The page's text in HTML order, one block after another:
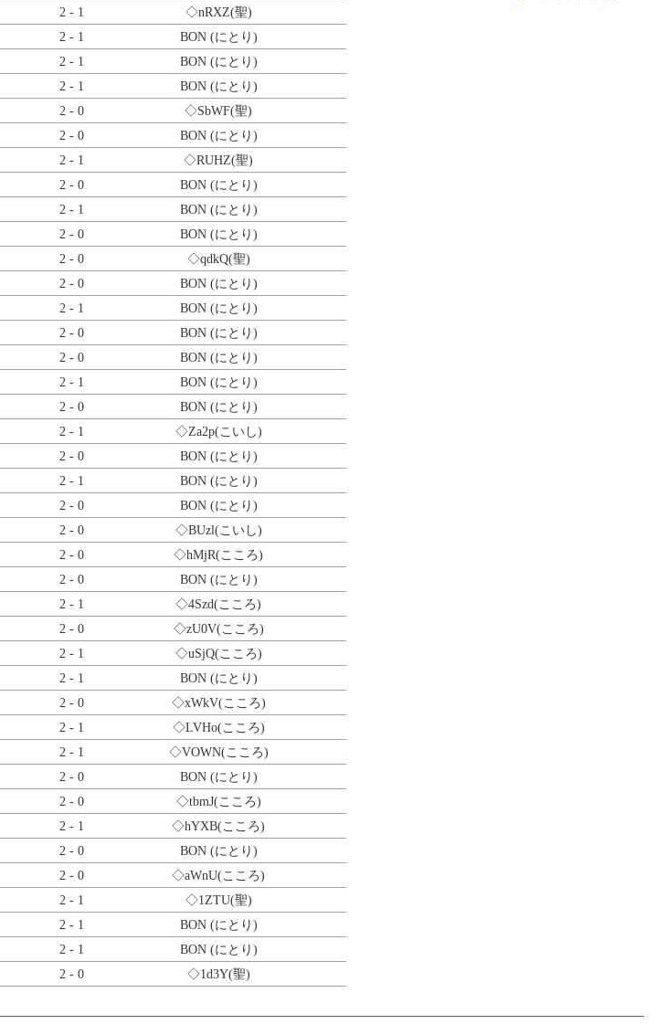
2 - 1 ◇nRXZ(聖)
2 - 1 BON (にとり)
2 - 1 BON (にとり)
2 - 1 BON (にとり)
2 - 0 ◇SbWF(聖)
2 - 0 BON (にとり)
2 - 1 ◇RUHZ(聖)
2 - 0 BON (にとり)
2 - 1 BON (にとり)
2 - 0 BON (にとり)
2 - 0 ◇qdkQ(聖)
2 - 0 BON (にとり)
2 - 1 BON (にとり)
2 - 0 BON (にとり)
2 - 0 BON (にとり)
2 - 1 BON (にとり)
2 - 0 BON (にとり)
2 - 1 ◇Za2p(こいし)
2 - 0 BON (にとり)
2 - 1 BON (にとり)
2 - 0 BON (にとり)
2 - 0 ◇BUzl(こいし)
2 - 0 ◇hMjR(こころ)
2 - 0 BON (にとり)
2 - 1 ◇4Szd(こころ)
2 - 0 ◇zU0V(こころ)
2 - 1 ◇uSjQ(こころ)
2 - 1 BON (にとり)
2 - 0 ◇xWkV(こころ)
2 - 1 ◇LVHo(こころ)
2 - 1 ◇VOWN(こころ)
2 - 0 BON (にとり)
2 - 0 ◇tbmJ(こころ)
2 - 1 ◇hYXB(こころ)
2 - 0 BON (にとり)
2 - 0 ◇aWnU(こころ)
2 - 1 ◇1ZTU(聖)
2 - 1 BON (にとり)
2 - 1 BON (にとり)
2 - 0 ◇1d3Y(聖)